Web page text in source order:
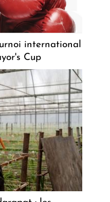
international
Cup